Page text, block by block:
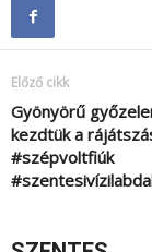
Előző cikk
Gyönyörű
kezdtük a
#szépvoltfiúk